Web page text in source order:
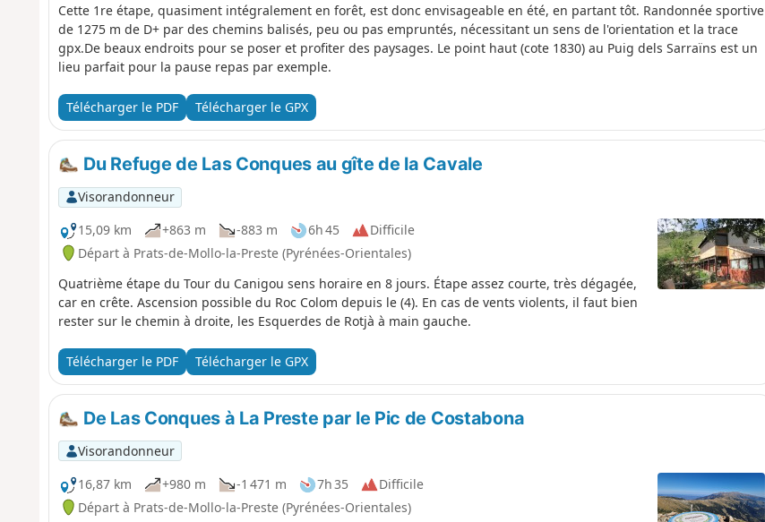
Cette 1re étape, quasiment intégralement en forêt, est donc envisageable en été, en partant tôt. Randonnée sportive
de 1275 m de D+ par des chemins balisés, peu ou pas empruntés, nécessitant un sens de l'orientation et la trace
gpx.De beaux endroits pour se poser et profiter des paysages. Le point haut (cote 1830) au Puig dels Sarraïns est un
lieu parfait pour la pause repas par exemple.
Télécharger le PDF Télécharger le GPX
Du Refuge de Las Conques au gîte de la Cavale
Visorandonneur
15,09 km
+863 m -883 m 6h 45
Difficile
Départ à Prats-de-Mollo-la-Preste (Pyrénées-Orientales)
Quatrième étape du Tour du Canigou sens horaire en 8 jours. Étape assez courte, très dégagée,
car en crête. Ascension possible du Roc Colom depuis le (4). En cas de vents violents, il faut bien
rester sur le chemin à droite, les Esquerdes de Rotjà à main gauche.
Télécharger le PDF Télécharger le GPX
De Las Conques à La Preste par le Pic de Costabona
Visorandonneur
16,87 km
+980 m -1 471 m 7h 35
Difficile
Départ à Prats-de-Mollo-la-Preste (Pyrénées-Orientales)